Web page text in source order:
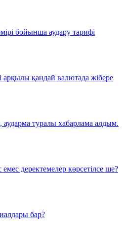
бойынша аудару тарифі
қандай валютада жібере
туралы хабарлама алдым.
деректемелер көрсетілсе ше?
бар?